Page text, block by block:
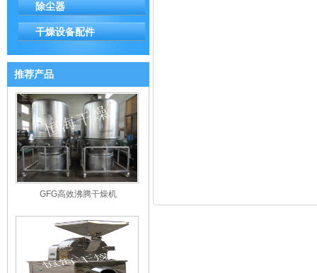
除尘器
干燥设备配件
推荐产品
GFG高效沸腾干燥机